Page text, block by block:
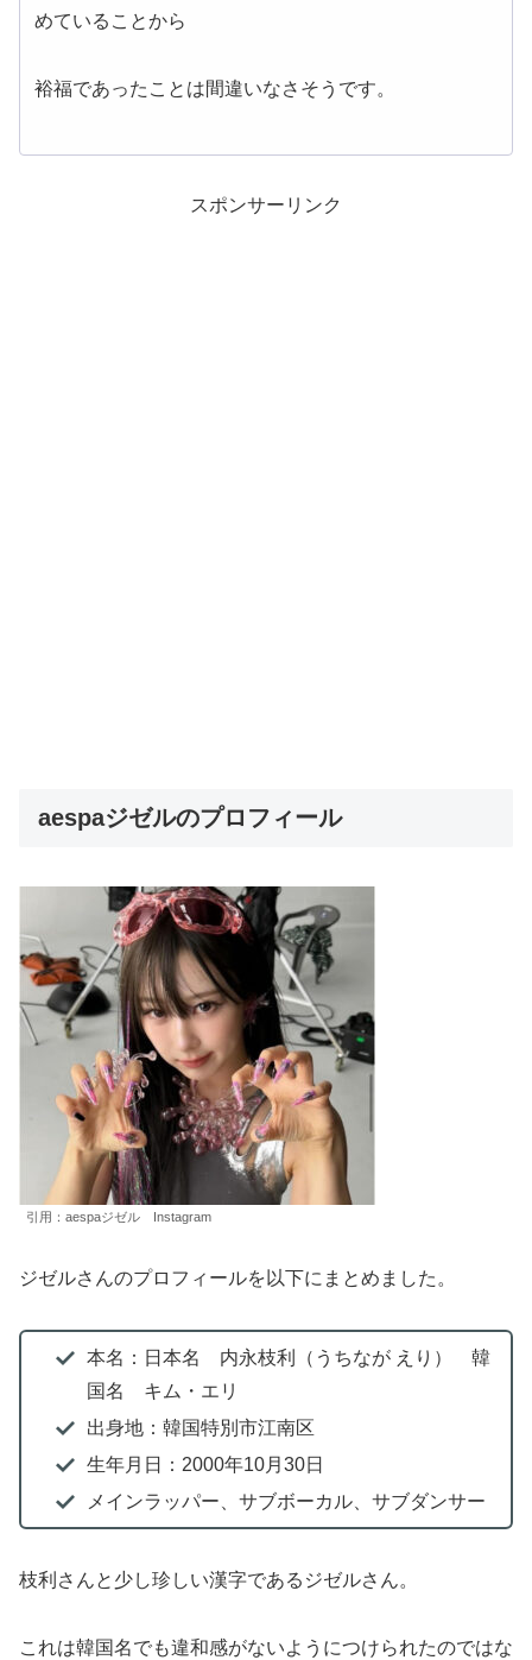
めていることから
裕福であったことは間違いなさそうです。
スポンサーリンク
aespaジゼルのプロフィール
引用：aespaジゼル Instagram
ジゼルさんのプロフィールを以下にまとめました。
本名：日本名 内永枝利（うちなが えり） 韓
国名 キム・エリ
出身地：韓国特別市江南区
生年月日：2000年10月30日
メインラッパー、サブボーカル、サブダンサー
枝利さんと少し珍しい漢字であるジゼルさん。
これは韓国名でも違和感がないようにつけられたのではな